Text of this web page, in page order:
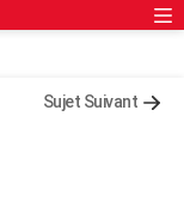
Sujet Suivant